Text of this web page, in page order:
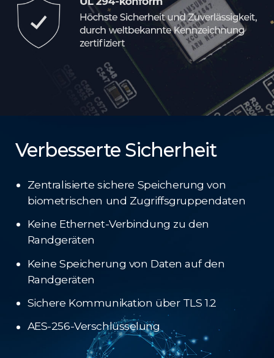
Verbesserte Sicherheit
Zentralisierte sichere Speicherung von
biometrischen und Zugriffsgruppendaten
Keine Ethernet-Verbindung zu den
Randgeräten
Keine Speicherung von Daten auf den
Randgeräten
Sichere Kommunikation über TLS 1.2
AES-256-Verschlüsselung